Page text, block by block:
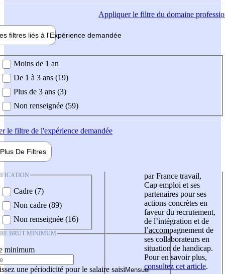
Appliquerle filtre du domaine
filtres liés à l'Expérience demandée
demandée
Moins de 1 an
De 1 à 3 ans (19)
Plus de 3 ans (3)
Non renseignée (59)
le filtre de l'expérience demandée
Plus De Filtres
Cadre (7)
Non cadre (89)
Non renseignée (16)
BRUT MINIMUM
minimum
une périodicité pour le salaire saisi
par France travail,
Cap emploi et ses
partenaires pour ses
actions concrètes en
faveur du recrutement,
de l’intégration et de
l’accompagnement de
ses collaborateurs en
situation de handicap.
Pour en savoir plus,
consultez cet article.